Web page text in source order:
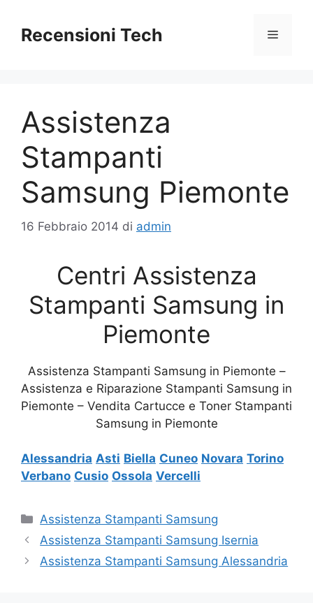
contenuto
Recensioni Tech Menu
Assistenza
Stampanti
Samsung Piemonte
16 Febbraio 2014 di admin
Centri Assistenza
Stampanti Samsung in
Piemonte
Assistenza Stampanti Samsung in Piemonte –
Assistenza e Riparazione Stampanti Samsung in
Piemonte – Vendita Cartucce e Toner Stampanti
Samsung in Piemonte
Alessandria Asti Biella Cuneo Novara Torino
Verbano Cusio Ossola Vercelli
Categorie
Assistenza Stampanti Samsung
Assistenza Stampanti Samsung Isernia
Assistenza Stampanti Samsung Alessandria